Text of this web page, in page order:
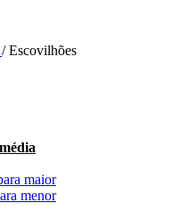
/ Escovilhões
maior
menor